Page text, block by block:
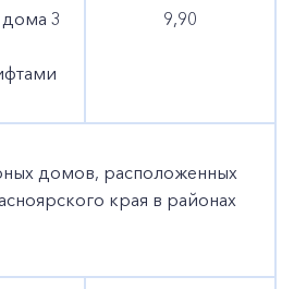
3
9,90
домов, расположенных
края в районах